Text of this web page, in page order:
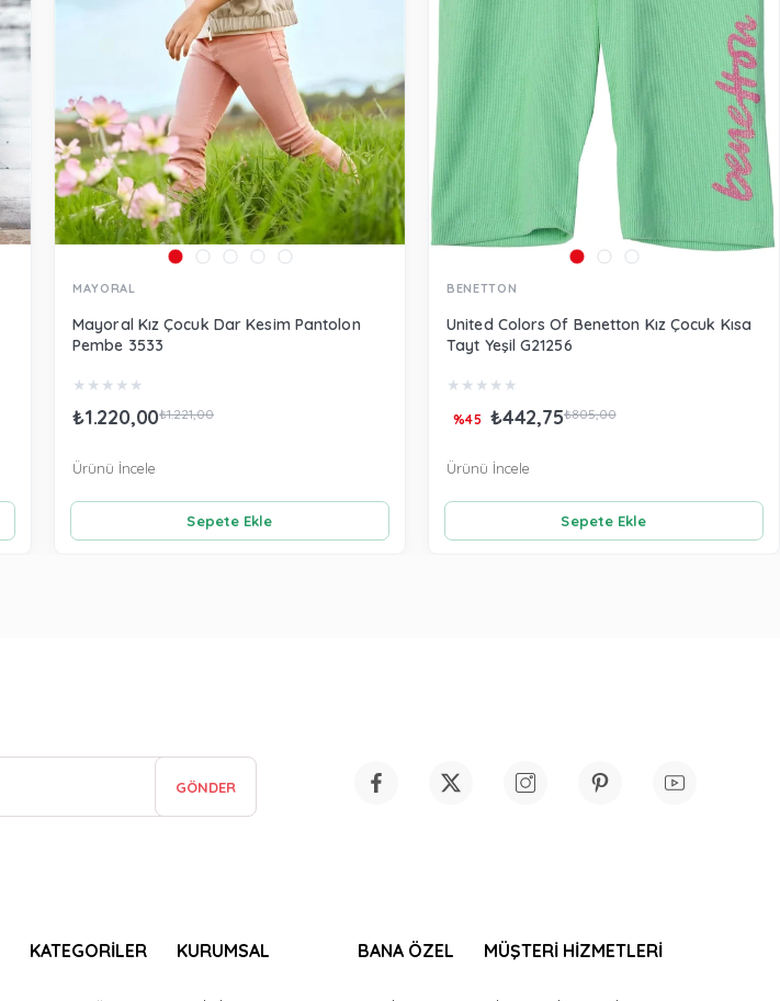
MAYORAL
Mayoral Kız Çocuk Dar Kesim Pantolon
Pembe 3533
★ ★ ★ ★ ★
₺1.220,00₺1.221,00
Sepete Ekle
Ürünü İncele
BENETTON
United Colors Of Benetton Kız Çocuk Kısa
Tayt Yeşil G21256
★ ★ ★ ★ ★
₺442,75₺805,00
%45
Sepete Ekle
Ürünü İncele
GÖNDER
KATEGORİLER KURUMSAL BANA ÖZEL MÜŞTERİ HİZMETLERİ